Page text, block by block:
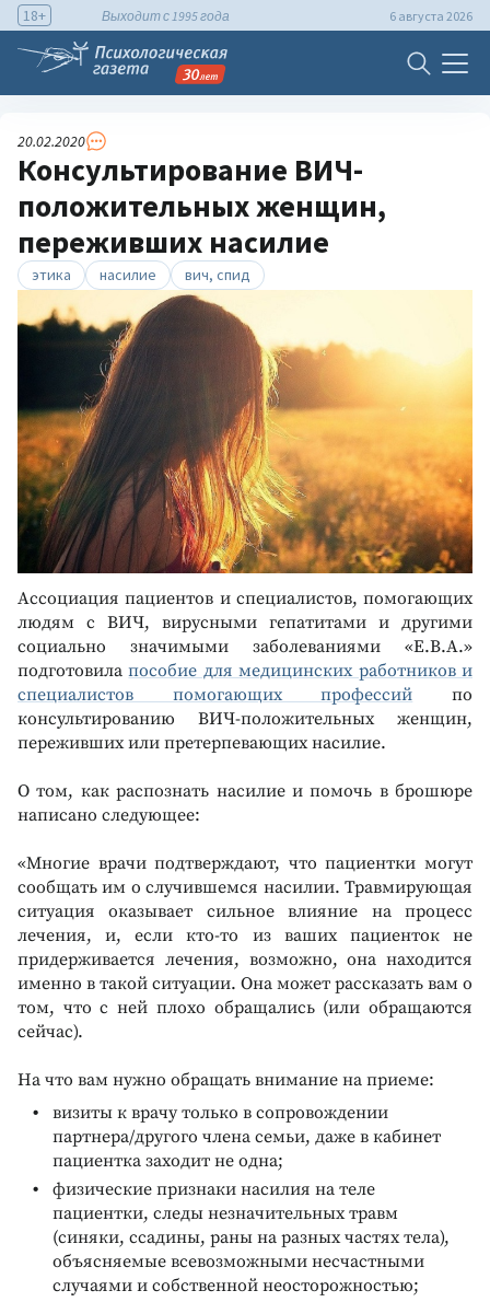
18+ Выходит с 1995 года 6 августа 2026
20.02.2020
Консультирование ВИЧ-
положительных женщин,
переживших насилие
этика насилие вич, спид
Ассоциация пациентов и специалистов, помогающих
людям с ВИЧ, вирусными гепатитами и другими
социально значимыми заболеваниями «Е.В.А.»
подготовилапособие для медицинских работников и
специалистов помогающих профессий по
консультированию ВИЧ-положительных женщин,
переживших или претерпевающих насилие.
О том, как распознать насилие и помочь в брошюре
написано следующее:
«Многие врачи подтверждают, что пациентки могут
сообщать им о случившемся насилии. Травмирующая
ситуация оказывает сильное влияние на процесс
лечения, и, если кто-то из ваших пациенток не
придерживается лечения, возможно, она находится
именно в такой ситуации. Она может рассказать вам о
том, что с ней плохо обращались (или обращаются
сейчас).
На что вам нужно обращать внимание на приеме:
визиты к врачу только в сопровождении
партнера/другого члена семьи, даже в кабинет
пациентка заходит не одна;
физические признаки насилия на теле
пациентки, следы незначительных травм
(синяки, ссадины, раны на разных частях тела),
объясняемые всевозможными несчастными
случаями и собственной неосторожностью;